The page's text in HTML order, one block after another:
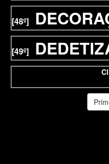
[48º]
[49º]